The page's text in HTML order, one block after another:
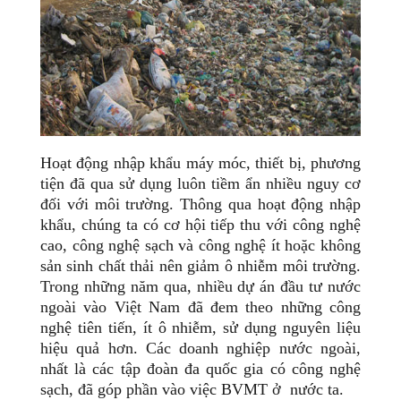
Hoạt động nhập khẩu máy móc, thiết bị, phương
tiện đã qua sử dụng luôn tiềm ẩn nhiều nguy cơ
đối với môi trường. Thông qua hoạt động nhập
khẩu, chúng ta có cơ hội tiếp thu với công nghệ
cao, công nghệ sạch và công nghệ ít hoặc không
sản sinh chất thải nên giảm ô nhiễm môi trường.
Trong những năm qua, nhiều dự án đầu tư nước
ngoài vào Việt Nam đã đem theo những công
nghệ tiên tiến, ít ô nhiễm, sử dụng nguyên liệu
hiệu quả hơn. Các doanh nghiệp nước ngoài,
nhất là các tập đoàn đa quốc gia có công nghệ
sạch, đã góp phần vào việc BVMT ở nước ta.